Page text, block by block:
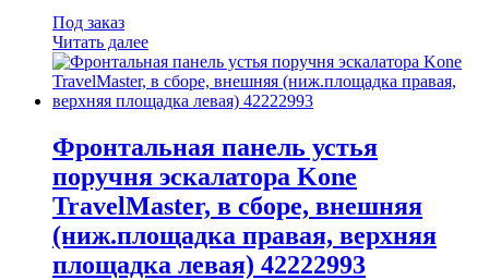
Под заказ
Читать далее
Фронтальная панель устья
поручня эскалатора Kone
TravelMaster, в сборе, внешняя
(ниж.площадка правая, верхняя
площадка левая) 42222993